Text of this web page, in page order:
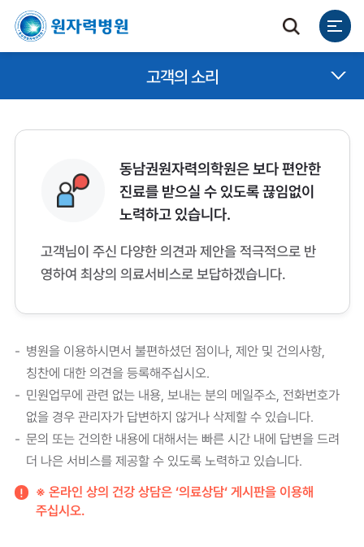
고객의 소리
동남권원자력의학원은 보다 편안한
진료를 받으실 수 있도록 끊임없이
노력하고 있습니다.
고객님이 주신 다양한 의견과 제안을 적극적으로 반
영하여 최상의 의료서비스로 보답하겠습니다.
병원을 이용하시면서 불편하셨던 점이나, 제안 및 건의사항,
칭찬에 대한 의견을 등록해주십시오.
민원업무에 관련 없는 내용, 보내는 분의 메일주소, 전화번호가
없을 경우 관리자가 답변하지 않거나 삭제할 수 있습니다.
문의 또는 건의한 내용에 대해서는 빠른 시간 내에 답변을 드려
더 나은 서비스를 제공할 수 있도록 노력하고 있습니다.
※ 온라인 상의 건강 상담은 ‘의료상담‘ 게시판을 이용해
주십시오.